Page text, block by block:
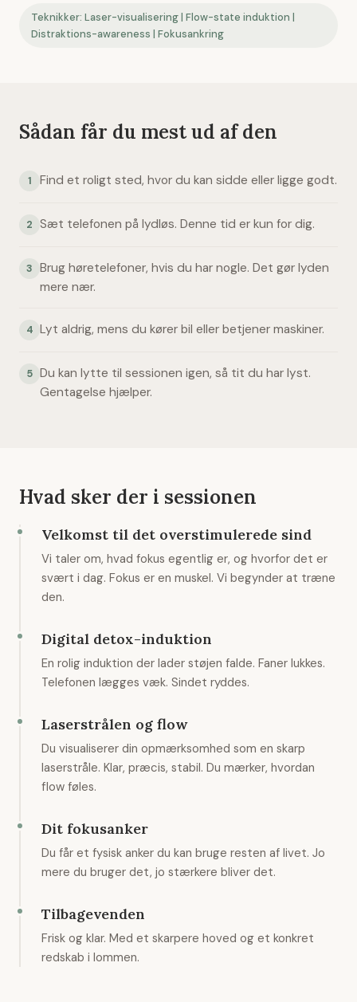
Teknikker: Laser-visualisering | Flow-state induktion |
Distraktions-awareness | Fokusankring
Sådan får du mest ud af den
1 Find et roligt sted, hvor du kan sidde eller ligge godt.
2 Sæt telefonen på lydløs. Denne tid er kun for dig.
3 Brug høretelefoner, hvis du har nogle. Det gør lyden
mere nær.
4 Lyt aldrig, mens du kører bil eller betjener maskiner.
5 Du kan lytte til sessionen igen, så tit du har lyst.
Gentagelse hjælper.
Hvad sker der i sessionen
Velkomst til det overstimulerede sind
Vi taler om, hvad fokus egentlig er, og hvorfor det er
svært i dag. Fokus er en muskel. Vi begynder at træne
den.
Digital detox-induktion
En rolig induktion der lader støjen falde. Faner lukkes.
Telefonen lægges væk. Sindet ryddes.
Laserstrålen og flow
Du visualiserer din opmærksomhed som en skarp
laserstråle. Klar, præcis, stabil. Du mærker, hvordan
flow føles.
Dit fokusanker
Du får et fysisk anker du kan bruge resten af livet. Jo
mere du bruger det, jo stærkere bliver det.
Tilbagevenden
Frisk og klar. Med et skarpere hoved og et konkret
redskab i lommen.